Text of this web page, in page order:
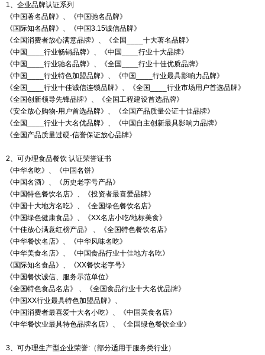
1、企业品牌认证系列
《中国著名品牌》、《中国驰名品牌》
《国际知名品牌》、《中国3.15诚信品牌》
《全国消费者放心满意品牌》、《全国____十大著名品牌》
《中国____行业畅销品牌》、《中国____行业十大品牌》
《中国____行业驰名品牌》、《全国____行业十佳优质品牌》
《中国____行业特色加盟品牌》、《中国____行业最具影响力品牌》
《全国____行业十佳诚信连锁品牌》、《全国____行业市场用户首选品牌》
《全国创新领导先锋品牌》、《全国工程建设首选品牌》
《安全放心购物-用户首选品牌》、《全国产品质量公证十佳品牌》
《全国____行业十大名优品牌》、《中国自主创新最具影响力品牌》
《全国产品质量过硬-信誉保证放心品牌》
2、可办理食品餐饮 认证荣誉证书
《中华名吃》、《中国名饼》
《中国名酒》、《历史老字号产品》
《中国特色餐饮名店》、《投资者最喜爱品牌》
《中国十大地方名吃》、《全国绿色餐饮名店》
《中国绿色健康食品》、《XX名店小吃/地标美食》
《十佳放心满意红榜产品》 、《全国特色餐饮名店》
《中华餐饮名店》、《中华风味名吃》
《中华美食名店》、《中国食品行业十佳地方名吃》
《国际知名食品》、《XX餐饮老字号》
《中国餐饮诚信、服务示范单位》
《全国特色食品名店》 、《全国食品行业十大名优品牌》
《中国XX行业最具特色加盟品牌》、
《中国消费者最喜爱十大名小吃》、《中国美食名店》
《中华餐饮业最具特色品牌名店》、《全国绿色餐饮企业》
3、可办理生产型企业荣誉:（部分适用于服务类行业）